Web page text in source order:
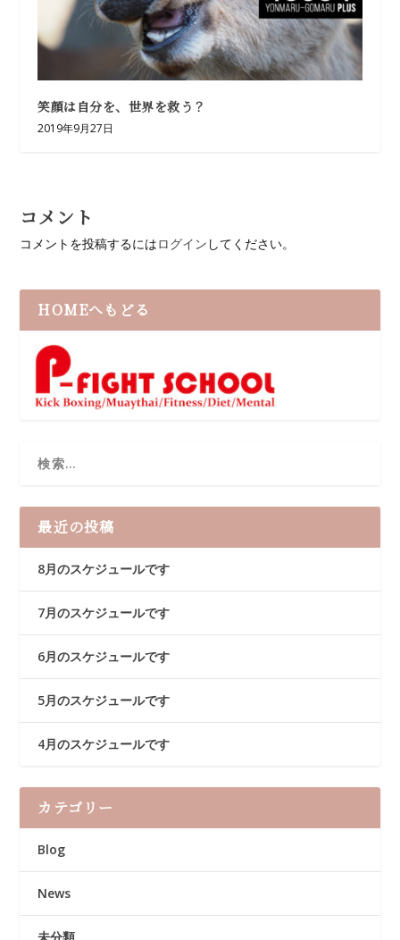
笑顔は自分を、世界を救う？
2019年9月27日
コメント
コメントを投稿するにはログイン してください。
HOMEへもどる
最近の投稿
8月のスケジュールです
7月のスケジュールです
6月のスケジュールです
5月のスケジュールです
4月のスケジュールです
カテゴリー
Blog
News